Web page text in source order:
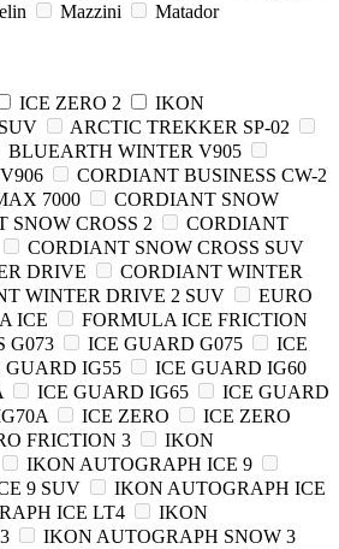
Mazzini
Matador
ICE ZERO 2
IKON
ARCTIC TREKKER SP-02
BLUEARTH WINTER V905
CORDIANT BUSINESS CW-2
7000
CORDIANT SNOW
SNOW CROSS 2
CORDIANT
CORDIANT SNOW CROSS SUV
DRIVE
CORDIANT WINTER
WINTER DRIVE 2 SUV
EURO
ICE
FORMULA ICE FRICTION
G073
ICE GUARD G075
ICE
GUARD IG55
ICE GUARD IG60
ICE GUARD IG65
ICE GUARD
ICE ZERO
ICE ZERO
FRICTION 3
IKON
IKON AUTOGRAPH ICE 9
9 SUV
IKON AUTOGRAPH ICE
ICE LT4
IKON
IKON AUTOGRAPH SNOW 3